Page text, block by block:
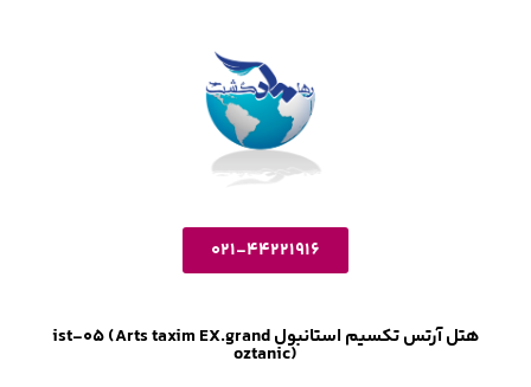
021-44221916
هتل آرتس تکسیم استانبول ist-05 (Arts taxim EX.grand
oztanic)